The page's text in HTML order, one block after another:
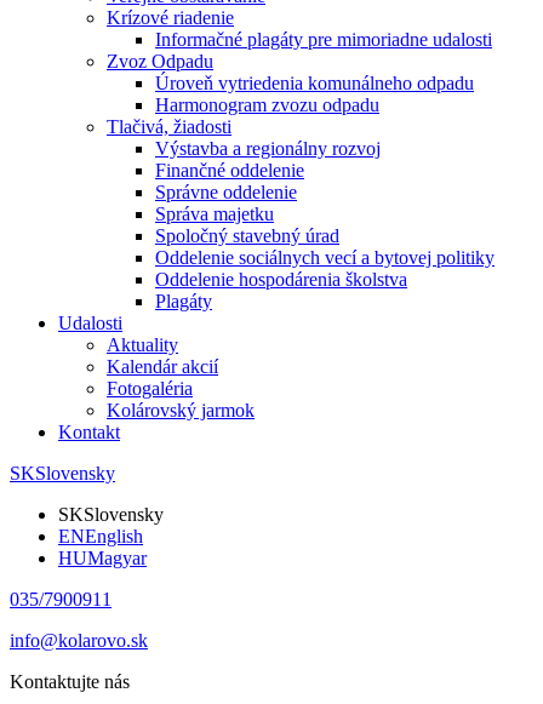
Krízové riadenie
Informačné plagáty pre mimoriadne udalosti
Zvoz Odpadu
Úroveň vytriedenia komunálneho odpadu
Harmonogram zvozu odpadu
Tlačivá, žiadosti
Výstavba a regionálny rozvoj
Finančné oddelenie
Správne oddelenie
Správa majetku
Spoločný stavebný úrad
Oddelenie sociálnych vecí a bytovej politiky
Oddelenie hospodárenia školstva
Plagáty
Udalosti
Aktuality
Kalendár akcií
Fotogaléria
Kolárovský jarmok
Kontakt
SKSlovensky
SKSlovensky
ENEnglish
HUMagyar
035/7900911
info@kolarovo.sk
Kontaktujte nás